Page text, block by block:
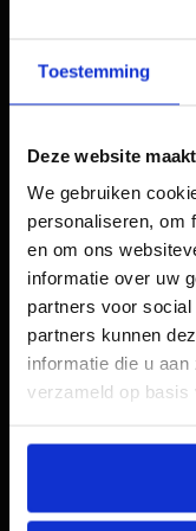
Toestemming
Deze website
We gebruiken
personaliseren, om
en om ons
informatie over uw
partners voor
partners kunnen
informatie die u
verzameld op basis
Zorg
Een
beginnen
Mensen
zeker niet
verwacht
niet, dan zal
worden.
Om toch
gaan is het
aankoop
informatie